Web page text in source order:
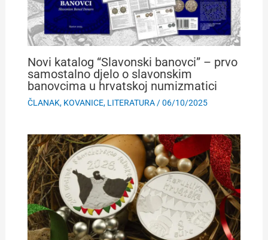
Novi katalog “Slavonski banovci” – prvo
samostalno djelo o slavonskim
banovcima u hrvatskoj numizmatici
ČLANAK, KOVANICE, LITERATURA/06/10/2025